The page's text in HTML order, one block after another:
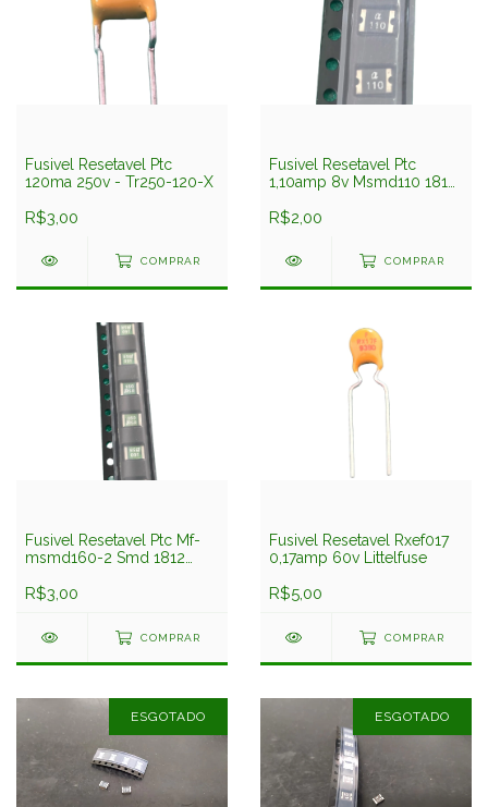
Fusivel Resetavel Ptc
120ma 250v - Tr250-120-X
R$3,00
COMPRAR
Fusivel Resetavel Ptc
1,10amp 8v Msmd110 1812
R$2,00
COMPRAR
Fusivel Resetavel Ptc Mf-
msmd160-2 Smd 1812
R$3,00
COMPRAR
Fusivel Resetavel Rxef017
0,17amp 60v Littelfuse
R$5,00
COMPRAR
ESGOTADO ESGOTADO